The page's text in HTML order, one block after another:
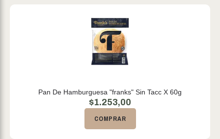
Pan De Hamburguesa "franks" Sin Tacc X 60g
$1.253,00
COMPRAR